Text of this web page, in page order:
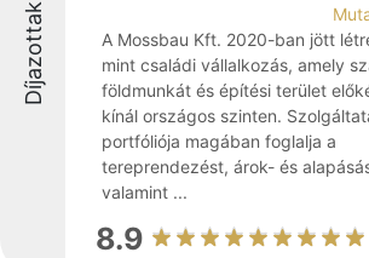
Díjazottak
A Mossbau Kft. 2020-ban jött
mint családi vállalkozás, amely
földmunkát és építési terület
kínál országos szinten.
portfóliója magában foglalja a
tereprendezést, árok- és
valamint ...
8.9